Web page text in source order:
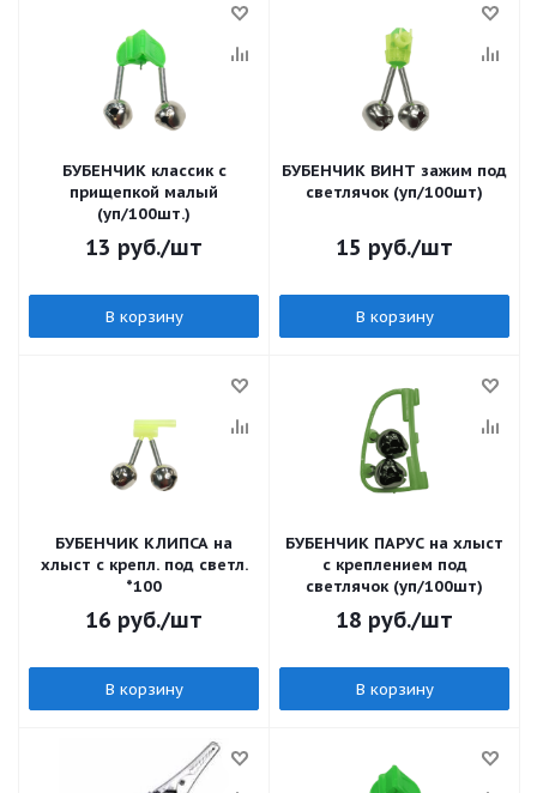
БУБЕНЧИК классик с
прищепкой малый
(уп/100шт.)
13 руб./шт
В корзину
БУБЕНЧИК ВИНТ зажим под
светлячок (уп/100шт)
15 руб./шт
В корзину
БУБЕНЧИК КЛИПСА на
хлыст с крепл. под светл.
*100
16 руб./шт
В корзину
БУБЕНЧИК ПАРУС на хлыст
с креплением под
светлячок (уп/100шт)
18 руб./шт
В корзину